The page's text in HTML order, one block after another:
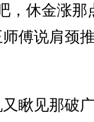
，休金涨
傅说肩颈
瞅见那破